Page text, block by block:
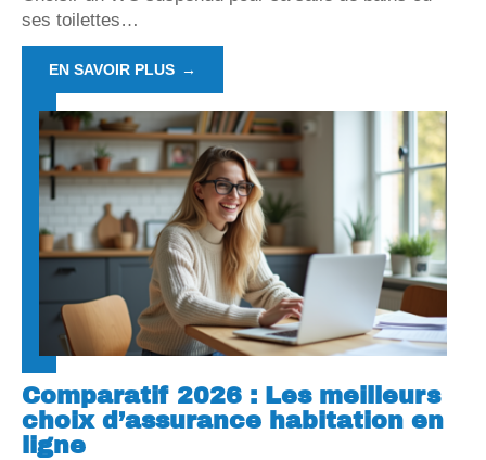
ses toilettes…
EN SAVOIR PLUS
Comparatif 2026 : Les meilleurs
choix d’assurance habitation en
ligne